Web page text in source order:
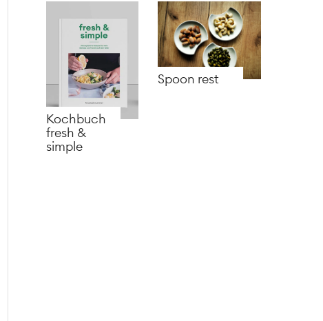
Kochbuch
fresh &
simple
Spoon rest